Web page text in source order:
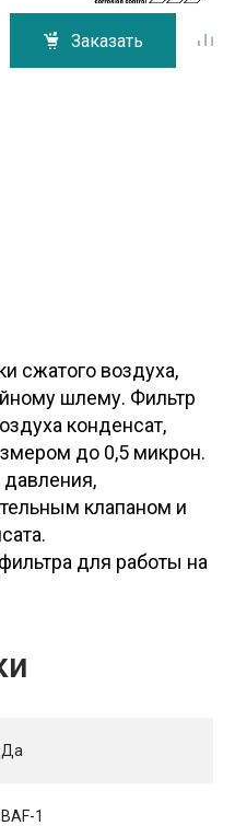
Заказать
сжатого воздуха,
шлему. Фильтр
конденсат,
до 0,5 микрон.
клапанoм и
для работы на
Да
BAF-1